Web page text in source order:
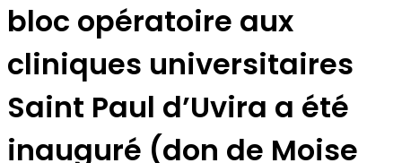
bloc opératoire aux
cliniques universitaires
Saint Paul d’Uvira a été
inauguré (don de Moise